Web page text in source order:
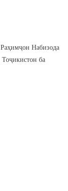
Набизода
ба